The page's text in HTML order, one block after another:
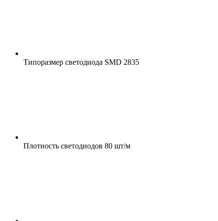
Типоразмер светодиода SMD 2835
Плотность светодиодов 80 шт/м